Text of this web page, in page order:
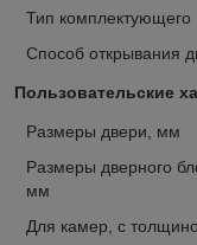
Тип комплектующего
Способ открывания
Пользовательские
Размеры двери, мм
Размеры дверного
мм
Для камер, с